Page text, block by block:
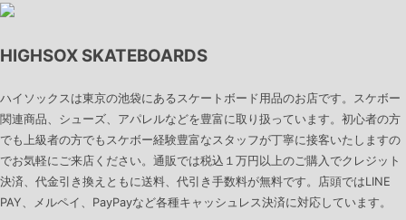
HIGHSOX SKATEBOARDS
ハイソックスは東京の池袋にあるスケートボード用品のお店です。スケボー
関連商品、シューズ、アパレルなどを豊富に取り扱っています。初心者の方
でも上級者の方でもスケボー経験豊富なスタッフが丁寧に接客いたしますの
でお気軽にご来店ください。通販では税込１万円以上のご購入でクレジット
決済、代金引き換えともに送料、代引き手数料が無料です。店頭ではLINE
PAY、メルペイ、PayPayなど各種キャッシュレス決済に対応しています。